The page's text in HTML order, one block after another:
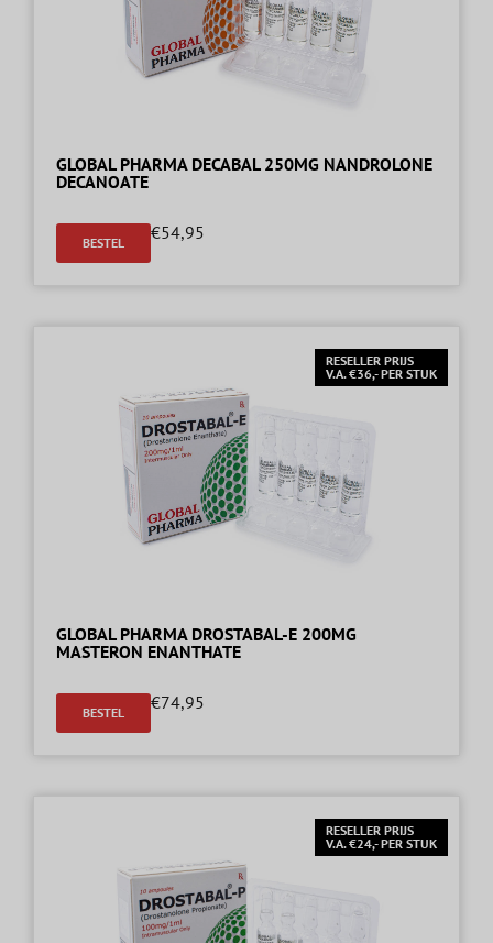
GLOBAL PHARMA DECABAL 250MG NANDROLONE
DECANOATE
BESTEL €54,95
RESELLER PRIJS
V.A. €36,- PER STUK
GLOBAL PHARMA DROSTABAL-E 200MG
MASTERON ENANTHATE
BESTEL €74,95
RESELLER PRIJS
V.A. €24,- PER STUK